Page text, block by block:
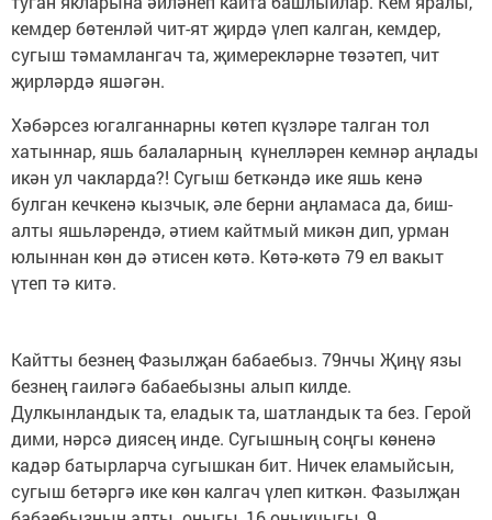
кемдер бөтенләй чит-ят җирдә үлеп калган, кемдер,
сугыш тәмамлангач та, җимерекләрне төзәтеп, чит
җирләрдә яшәгән.
Хәбәрсез югалганнарны көтеп күзләре талган тол
хатыннар, яшь балаларның күнелләрен кемнәр аңлады
икән ул чакларда?! Сугыш беткәндә ике яшь кенә
булган кечкенә кызчык, әле берни аңламаса да, биш-
алты яшьләрендә, әтием кайтмый микән дип, урман
юлыннан көн дә әтисен көтә. Көтә-көтә 79 ел вакыт
үтеп тә китә.
Кайтты безнең Фазылҗан бабаебыз. 79нчы Җиңү язы
безнең гаиләгә бабаебызны алып килде.
Дулкынландык та, еладык та, шатландык та без. Герой
дими, нәрсә диясең инде. Сугышның соңгы көненә
кадәр батырларча сугышкан бит. Ничек еламыйсын,
сугыш бетәргә ике көн калгач үлеп киткән. Фазылҗан